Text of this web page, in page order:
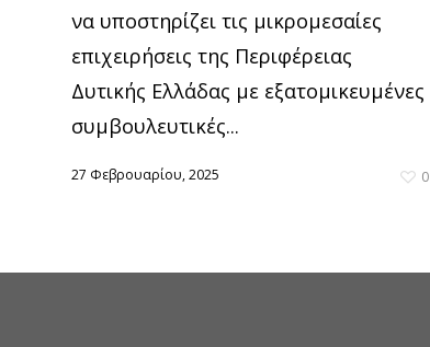
να υποστηρίζει τις μικρομεσαίες
επιχειρήσεις της Περιφέρειας
Δυτικής Ελλάδας με εξατομικευμένες
συμβουλευτικές...
27 Φεβρουαρίου, 2025 0